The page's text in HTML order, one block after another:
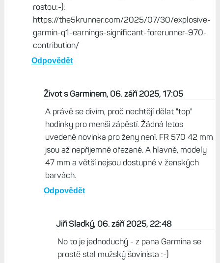
rostou:-):
https://the5krunner.com/2025/07/30/explosive-
garmin-q1-earnings-significant-forerunner-970-
contribution/
Odpovědět
Život s Garminem, 06. září 2025, 17:05
A právě se divím, proč nechtějí dělat "top"
hodinky pro menší zápěstí. Žádná letos
uvedené novinka pro ženy není. FR 570 42 mm
jsou až nepříjemně ořezané. A hlavně, modely
47 mm a větší nejsou dostupné v ženských
barvách.
Odpovědět
Jiří Sladký, 06. září 2025, 22:48
No to je jednoduchý - z pana Garmina se
prostě stal mužský šovinista :-)